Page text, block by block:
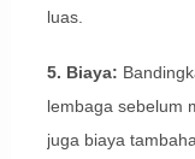
luas.
5. Biaya:
lembaga sebelum
juga biaya